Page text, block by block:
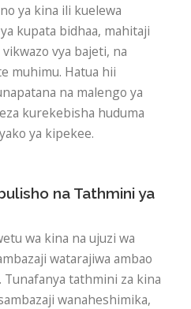
ya kina ili kuelewa
kupata bidhaa, mahitaji
vya bajeti, na
muhimu. Hatua hii
na malengo ya
kurekebisha huduma
ya kipekee.
na Tathmini ya
wa kina na ujuzi wa
watarajiwa ambao
tathmini za kina
wanaheshimika,